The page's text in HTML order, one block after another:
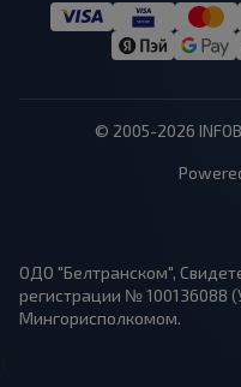
© 2005-2026
ОДО "Белтранском",
регистрации № 100136088
Мингорисполкомом.